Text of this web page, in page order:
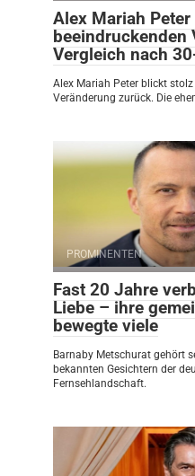
Alex Mariah
beeindruckenden
Vergleich nach
Alex Mariah Peter blickt
Veränderung zurück. Die
PROMINENTEN
Fast 20 Jahre
Liebe – ihre
bewegte viele
Barnaby Metschurat gehört
bekannten Gesichtern der
Fernsehlandschaft.